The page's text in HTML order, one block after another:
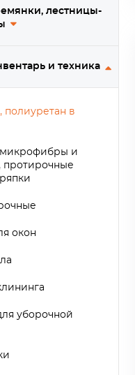
лестницы-
и техника
в
и
протирочные
окон
уборочной